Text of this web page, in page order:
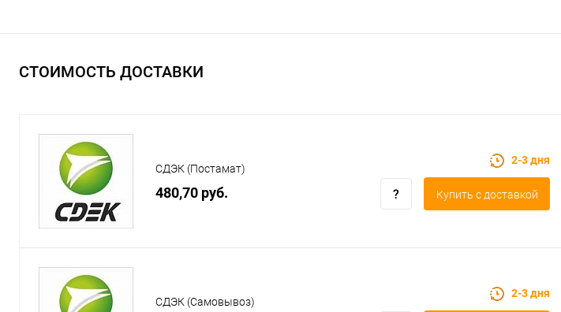
СТОИМОСТЬ ДОСТАВКИ
СДЭК (Постамат)
480,70 руб.
2-3 дня
Купить c доставкой
СДЭК (Самовывоз)
2-3 дня